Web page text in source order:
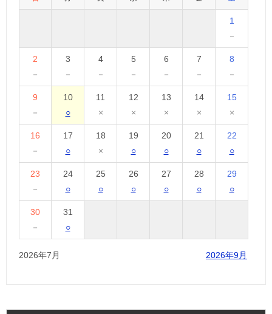
1
－
2
－
3
－
4
－
5
－
6
－
7
－
8
－
9
－
10
○
11
×
12
×
13
×
14
×
15
×
16
－
17
○
18
×
19
○
20
○
21
○
22
○
23
－
24
○
25
○
26
○
27
○
28
○
29
○
30
－
31
○
2026年7月 2026年9月